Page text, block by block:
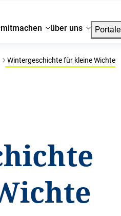
mitmachen über uns Portale
Wintergeschichte für kleine Wichte